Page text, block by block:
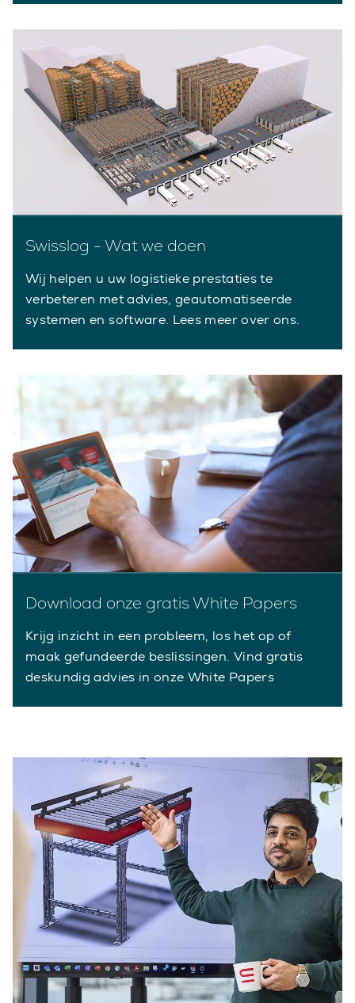
Swisslog - Wat we doen
Wij helpen u uw logistieke prestaties te
verbeteren met advies, geautomatiseerde
systemen en software. Lees meer over ons.
Download onze gratis White Papers
Krijg inzicht in een probleem, los het op of
maak gefundeerde beslissingen. Vind gratis
deskundig advies in onze White Papers